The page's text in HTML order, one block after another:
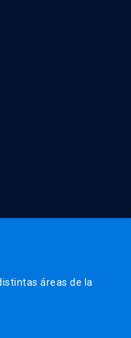
áreas de la